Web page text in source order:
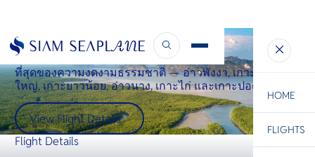
ESC
HOME
FLIGHTS
Krabi Grand Tour 1
ที่สุดของความงดงามธรรมชาติ — อ่าวพังงา, เกาะยาว
ใหญ่, เกาะยาวน้อย, อ่าวนาง, เกาะไก่ และเกาะปอดะ
View Flight Details
Flight Details